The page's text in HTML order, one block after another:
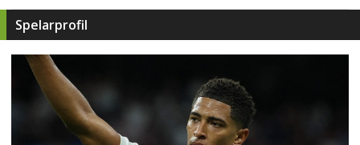
Spelarprofil